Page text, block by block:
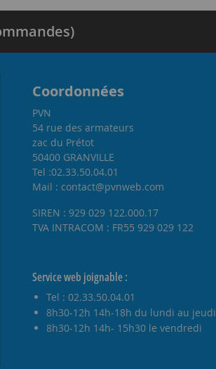
Coordonnées
PVN
54 rue des armateurs
zac du Prétot
50400 GRANVILLE
Tel :02.33.50.04.01
Mail : contact@pvnweb.com
SIREN : 929 029 122.000.17
TVA INTRACOM : FR55 929 029 122
Service web joignable :
Tel : 02.33.50.04.01
8h30-12h 14h-18h du lundi au jeudi
8h30-12h 14h- 15h30 le vendredi